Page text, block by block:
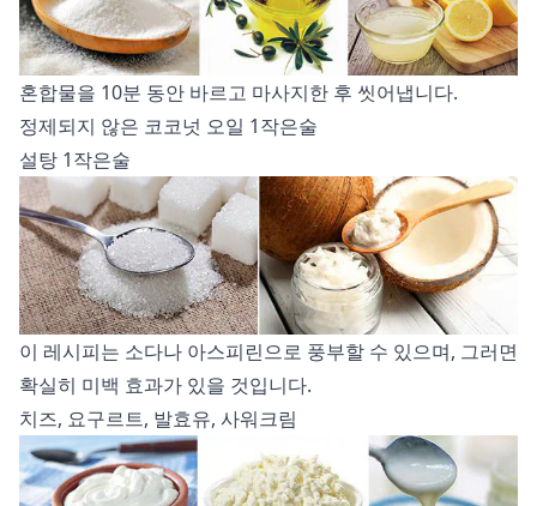
혼합물을 10분 동안 바르고 마사지한 후 씻어냅니다.
정제되지 않은 코코넛 오일 1작은술
설탕 1작은술
이 레시피는 소다나 아스피린으로 풍부할 수 있으며, 그러면
확실히 미백 효과가 있을 것입니다.
치즈, 요구르트, 발효유, 사워크림